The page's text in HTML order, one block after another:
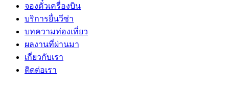
จองตั๋วเครื่องบิน
บริการยื่นวีซ่า
บทความท่องเที่ยว
ผลงานที่ผ่านมา
เกี่ยวกับเรา
ติดต่อเรา